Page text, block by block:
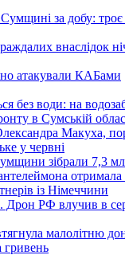
Сумщині за добу:
внаслідок
атакували КАБами
без води: на
в Сумській
Макуха,
у червні
зібрали 7,3
отримала
із Німеччини
Дрон РФ влучив в
малолітню
гривень